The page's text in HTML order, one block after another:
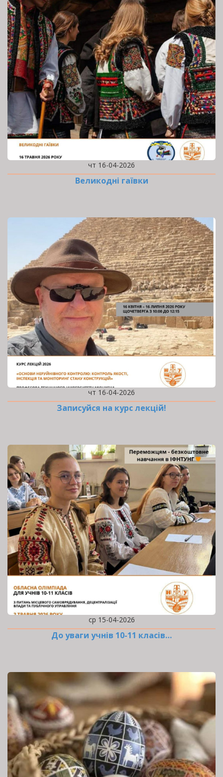
чт 16-04-2026
Великодні гаївки
чт 16-04-2026
Записуйся на курс лекцій!
ср 15-04-2026
До уваги учнів 10-11 класів…